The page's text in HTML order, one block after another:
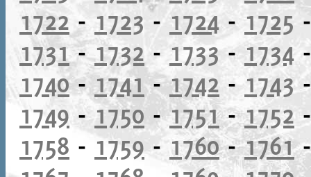
1722 -1723 - 1724-1725
1731-1732 - 1733- 1734
1740-1741-1742-1743
1749 -1750 -1751-1752
1758 - 1759 -1760-1761